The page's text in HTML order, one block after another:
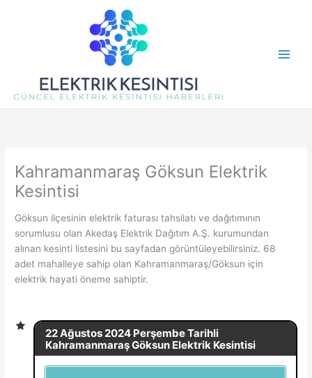
Kahramanmaraş Göksun Elektrik
Kesintisi
Göksun ilçesinin elektrik faturası tahsilatı ve dağıtımının
sorumlusu olan Akedaş Elektrik Dağıtım A.Ş. kurumundan
alınan kesinti listesini bu sayfadan görüntüleyebilirsiniz. 68
adet mahalleye sahip olan Kahramanmaraş/Göksun için
elektrik hayati öneme sahiptir.
22 Ağustos 2024 Perşembe Tarihli
Kahramanmaraş Göksun Elektrik Kesintisi